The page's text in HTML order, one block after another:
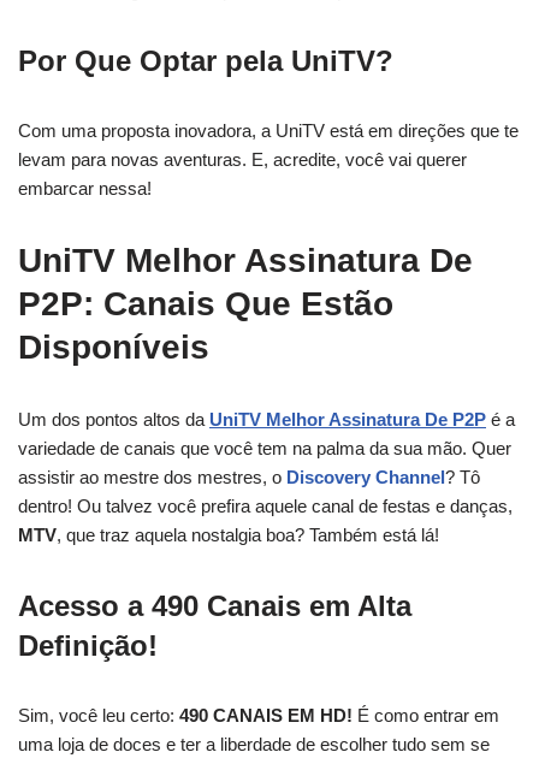
Por Que Optar pela UniTV?
Com uma proposta inovadora, a UniTV está em direções que te
levam para novas aventuras. E, acredite, você vai querer
embarcar nessa!
UniTV Melhor Assinatura De
P2P: Canais Que Estão
Disponíveis
Um dos pontos altos da UniTV Melhor Assinatura De P2P é a
variedade de canais que você tem na palma da sua mão. Quer
assistir ao mestre dos mestres, o Discovery Channel? Tô
dentro! Ou talvez você prefira aquele canal de festas e danças,
MTV, que traz aquela nostalgia boa? Também está lá!
Acesso a 490 Canais em Alta
Definição!
Sim, você leu certo: 490 CANAIS EM HD! É como entrar em
uma loja de doces e ter a liberdade de escolher tudo sem se